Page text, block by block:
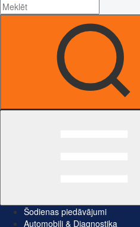
Šodienas piedāvājumi
Automobiļi & Diagnostika